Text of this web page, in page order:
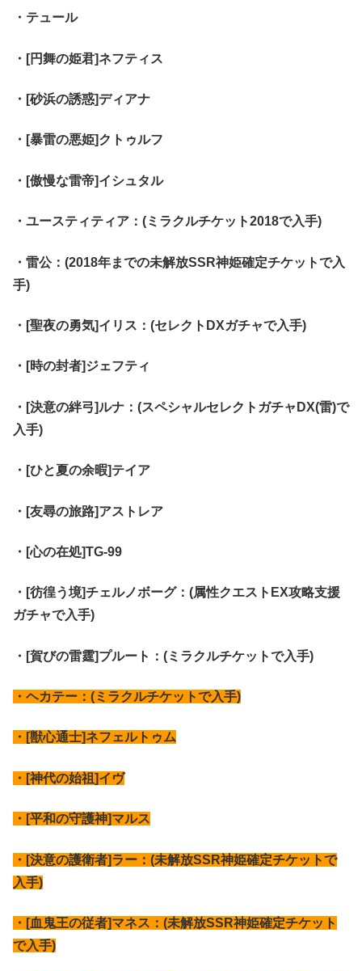
・テュール
・[円舞の姫君]ネフティス
・[砂浜の誘惑]ディアナ
・[暴雷の悪姫]クトゥルフ
・[傲慢な雷帝]イシュタル
・ユースティティア：(ミラクルチケット2018で入手)
・雷公：(2018年までの未解放SSR神姫確定チケットで入
手)
・[聖夜の勇気]イリス：(セレクトDXガチャで入手)
・[時の封者]ジェフティ
・[決意の絆弓]ルナ：(スペシャルセレクトガチャDX(雷)で
入手)
・[ひと夏の余暇]テイア
・[友尋の旅路]アストレア
・[心の在処]TG-99
・[彷徨う境]チェルノボーグ：(属性クエストEX攻略支援
ガチャで入手)
・[賀びの雷霆]プルート：(ミラクルチケットで入手)
・ヘカテー：(ミラクルチケットで入手)
・[獣心通士]ネフェルトゥム
・[神代の始祖]イヴ
・[平和の守護神]マルス
・[決意の護衛者]ラー：(未解放SSR神姫確定チケットで
入手)
・[血鬼王の従者]マネス：(未解放SSR神姫確定チケット
で入手)